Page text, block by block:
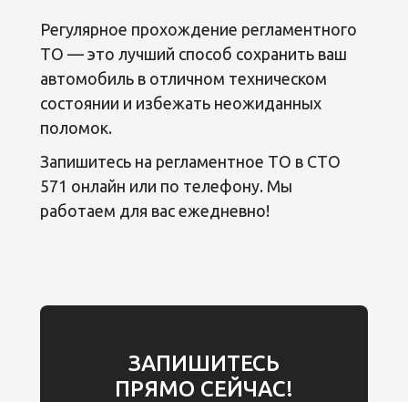
ЗАПИШИТЕСЬ
ПРЯМО СЕЙЧАС!
Регулярное прохождение регламентного
ТО — это лучший способ сохранить ваш
автомобиль в отличном техническом
состоянии и избежать неожиданных
поломок.
Запишитесь на регламентное ТО в СТО
571 онлайн или по телефону. Мы
работаем для вас ежедневно!